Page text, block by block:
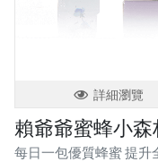
詳細瀏覽
賴爺爺蜜蜂小森
每日一包優質蜂蜜 提升